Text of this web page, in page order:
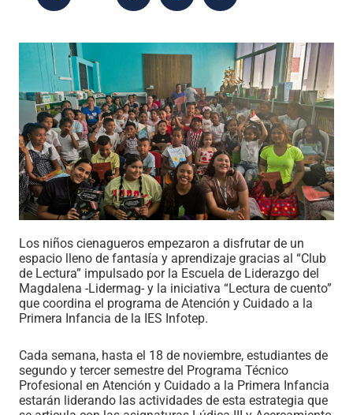
Los niños cienagueros empezaron a disfrutar de un
espacio lleno de fantasía y aprendizaje gracias al “Club
de Lectura” impulsado por la Escuela de Liderazgo del
Magdalena -Lidermag- y la iniciativa “Lectura de cuento”
que coordina el programa de Atención y Cuidado a la
Primera Infancia de la IES Infotep.
Cada semana, hasta el 18 de noviembre, estudiantes de
segundo y tercer semestre del Programa Técnico
Profesional en Atención y Cuidado a la Primera Infancia
estarán liderando las actividades de esta estrategia que